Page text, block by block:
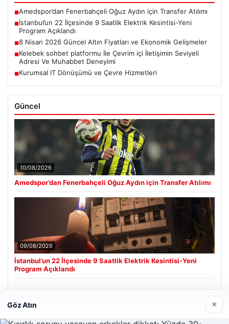
■Amedspor’dan Fenerbahçeli Oğuz Aydın için Transfer Atılımı
■İstanbul’un 22 İlçesinde 9 Saatlik Elektrik Kesintisi-Yeni
Program Açıklandı
■8 Nisan 2026 Güncel Altın Fiyatları ve Ekonomik Gelişmeler
■Kelebek sohbet platformu İle Çevrim içi İletişimin Seviyeli
Adresi Ve Muhabbet Deneyimi
■Kurumsal IT Dönüşümü ve Çevre Hizmetleri
Güncel
10/08/2026
Amedspor’dan Fenerbahçeli Oğuz Aydın için Transfer Atılımı
09/08/2026
İstanbul’un 22 İlçesinde 9 Saatlik Elektrik Kesintisi-Yeni
Program Açıklandı
Son Eklenen Firmalar
Göz Atın ×